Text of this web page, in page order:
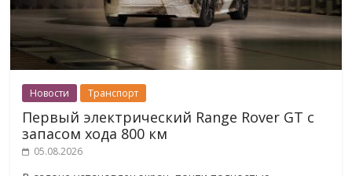
Новости Транспорт
Первый электрический Range Rover GT с
запасом хода 800 км
05.08.2026